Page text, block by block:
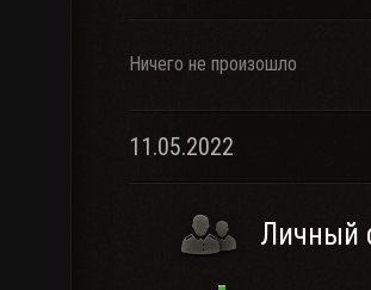
Ничего не произошло
11.05.2022
Личный